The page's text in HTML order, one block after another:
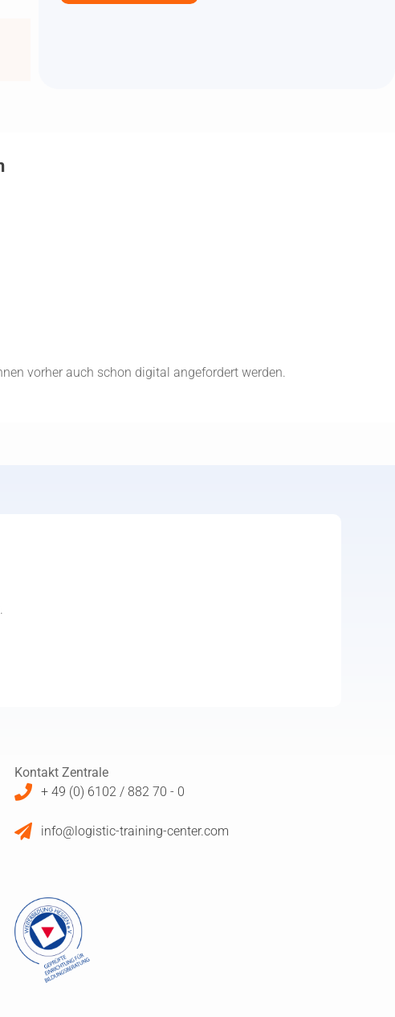
vorher auch schon digital angefordert werden.
Kontakt Zentrale
+ 49 (0) 6102 / 882 70 - 0
info@logistic-training-center.com